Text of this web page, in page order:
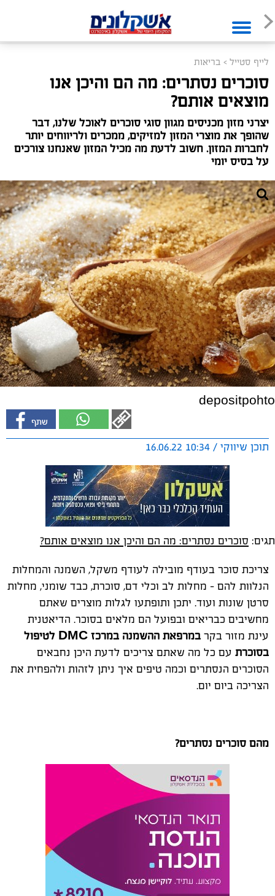
לייף סטייל > בריאות
סוכרים נסתרים: מה הם והיכן אנו
מוצאים אותם?
יצרני מזון מכניסים מגוון סוגי סוכרים לאוכל שלנו, דבר
שהופך את מוצרי המזון למזיקים, ממכרים ולריווחים יותר
לחברות המזון. חשוב לדעת מה מכיל המזון שאנחנו צורכים
על בסיס יומי
depositpohto
תוכן שיווקי / 10:34 16.06.22
תגים: סוכרים נסתרים: מה הם והיכן אנו מוצאים אותם?
צריכת סוכר בעודף מובילה לעודף משקל, השמנה והמחלות
הנלוות להם – מחלות לב וכלי דם, סוכרת, כבד שומני, מחלות
סרטן שונות ועוד. יתכן ותופתעו לגלות מוצרים שאתם
מחשיבים כבריאים ובפועל הם מלאים בסוכר. הדיאטנית
עינת מזור בקר במרפאת ההשמנה במרכז DMC לטיפול
בסוכרת עם כל מה שאתם צריכים לדעת היכן נחבאים
הסוכרים הנסתרים וכמה טיפים איך ניתן לזהות ולהפחית את
הצריכה ביום יום.
מהם סוכרים נסתרים?